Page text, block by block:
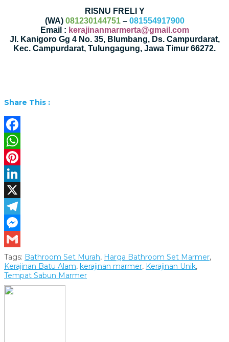
RISNU FRELI Y
(WA) 081230144751– 081554917900
Email : kerajinanmarmerta@gmail.com
Jl. Kanigoro Gg 4 No. 35, Blumbang, Ds. Campurdarat,
Kec. Campurdarat, Tulungagung, Jawa Timur 66272.
Share This :
Facebook
WhatsApp
Pinterest
LinkedIn
X
Telegram
Messenger
Gmail
Tags: Bathroom Set Murah, Harga Bathroom Set Marmer,
Kerajinan Batu Alam, kerajinan marmer, Kerajinan Unik,
Tempat Sabun Marmer